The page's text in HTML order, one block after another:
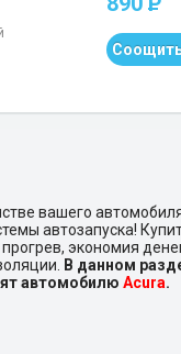
вашего
автозапуска!
экономия
В данном
автомобилю Acura.